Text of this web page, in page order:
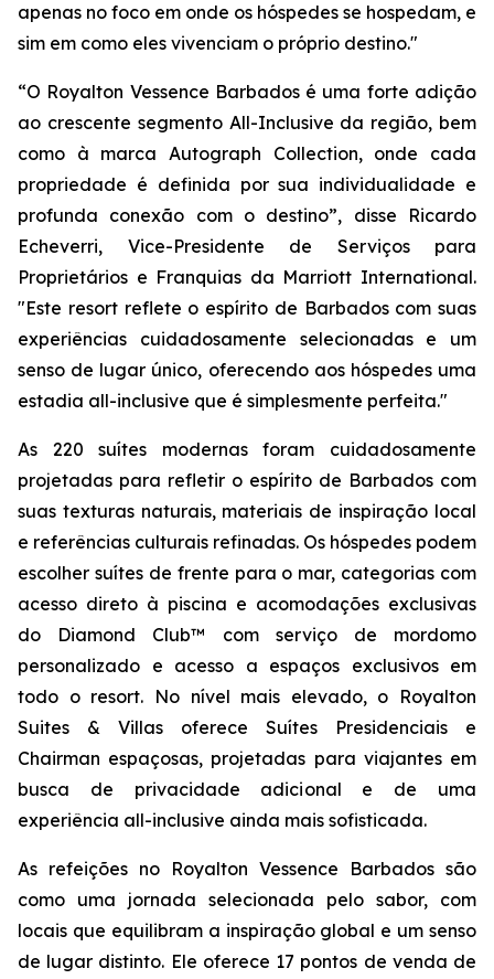
apenas no foco em onde os hóspedes se hospedam, e
sim em como eles vivenciam o próprio destino."
“O Royalton Vessence Barbados é uma forte adição
ao crescente segmento All-Inclusive da região, bem
como à marca Autograph Collection, onde cada
propriedade é definida por sua individualidade e
profunda conexão com o destino”, disse Ricardo
Echeverri, Vice-Presidente de Serviços para
Proprietários e Franquias da Marriott International.
"Este resort reflete o espírito de Barbados com suas
experiências cuidadosamente selecionadas e um
senso de lugar único, oferecendo aos hóspedes uma
estadia all-inclusive que é simplesmente perfeita."
As 220 suítes modernas foram cuidadosamente
projetadas para refletir o espírito de Barbados com
suas texturas naturais, materiais de inspiração local
e referências culturais refinadas. Os hóspedes podem
escolher suítes de frente para o mar, categorias com
acesso direto à piscina e acomodações exclusivas
do Diamond Club™ com serviço de mordomo
personalizado e acesso a espaços exclusivos em
todo o resort. No nível mais elevado, o Royalton
Suites & Villas oferece Suítes Presidenciais e
Chairman espaçosas, projetadas para viajantes em
busca de privacidade adicional e de uma
experiência all-inclusive ainda mais sofisticada.
As refeições no Royalton Vessence Barbados são
como uma jornada selecionada pelo sabor, com
locais que equilibram a inspiração global e um senso
de lugar distinto. Ele oferece 17 pontos de venda de